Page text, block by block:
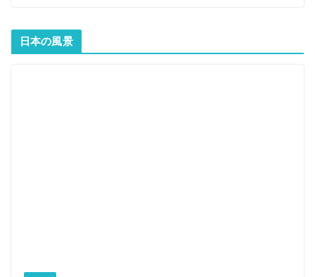
日本の風景